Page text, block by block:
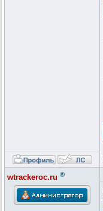
wtrackeroc.ru ®